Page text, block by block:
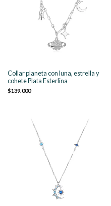
Collar planeta con luna, estrella y
cohete Plata Esterlina
$139.000